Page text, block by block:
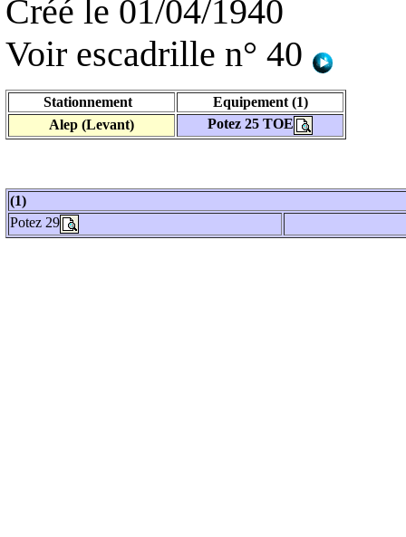
Créé le 01/04/1940
Voir escadrille n° 40
Stationnement
Equipement (1)
Alep (Levant)
Potez 25 TOE
(1)
Potez 29